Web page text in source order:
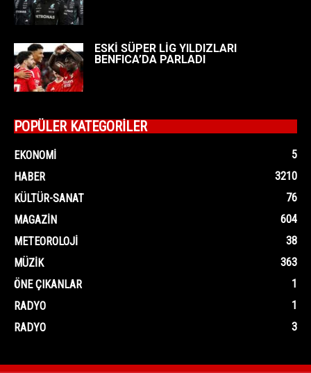
ESKİ SÜPER LİG YILDIZLARI
BENFICA’DA PARLADI
POPÜLER KATEGORİLER
EKONOMI
5
HABER
3210
KÜLTÜR-SANAT
76
MAGAZIN
604
METEOROLOJI
38
MÜZIK
363
ÖNE ÇIKANLAR
1
RADYO
1
RADYO
3